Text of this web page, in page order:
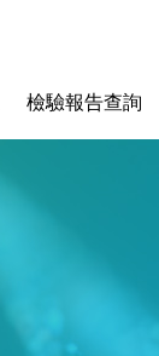
檢驗報告查詢